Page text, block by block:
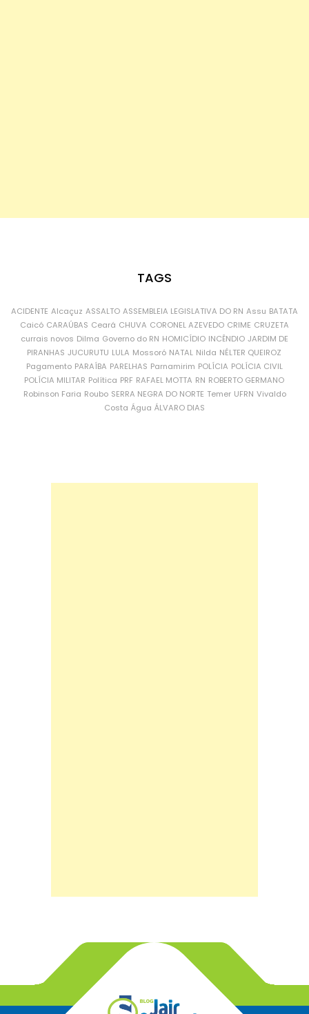
TAGS
ACIDENTE Alcaçuz ASSALTO ASSEMBLEIA LEGISLATIVA DO RN Assu BATATA
Caicó CARAÚBAS Ceará CHUVA CORONEL AZEVEDO CRIME CRUZETA
currais novos Dilma Governo do RN HOMICÍDIO INCÊNDIO JARDIM DE
PIRANHAS JUCURUTU LULA Mossoró NATAL Nilda NÉLTER QUEIROZ
Pagamento PARAÍBA PARELHAS Parnamirim POLÍCIA POLÍCIA CIVIL
POLÍCIA MILITAR Política PRF RAFAEL MOTTA RN ROBERTO GERMANO
Robinson Faria Roubo SERRA NEGRA DO NORTE Temer UFRN Vivaldo
Costa Água ÁLVARO DIAS